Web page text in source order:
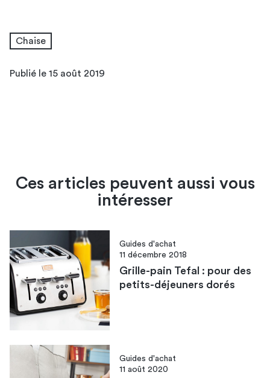
Chaise
Publié le 15 août 2019
Ces articles peuvent aussi vous
intéresser
Guides d'achat
11 décembre 2018
Grille-pain Tefal : pour des
petits-déjeuners dorés
Guides d'achat
11 août 2020